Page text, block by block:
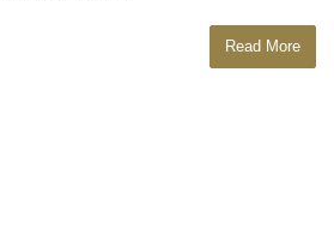
Read More